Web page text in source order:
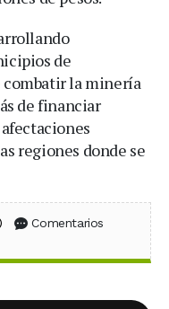
de
combatir la minería
de financiar
regiones donde se
en Facebook
en X (Twitter)
Compartir en WhatsApp
Comentarios